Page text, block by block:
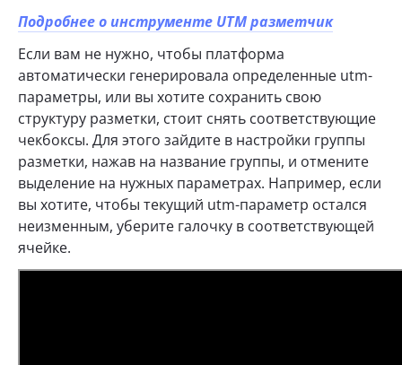
Подробнее о инструменте UTM разметчик
Если вам не нужно, чтобы платформа
автоматически генерировала определенные utm-
параметры, или вы хотите сохранить свою
структуру разметки, стоит снять соответствующие
чекбоксы. Для этого зайдите в настройки группы
разметки, нажав на название группы, и отмените
выделение на нужных параметрах. Например, если
вы хотите, чтобы текущий utm-параметр остался
неизменным, уберите галочку в соответствующей
ячейке.